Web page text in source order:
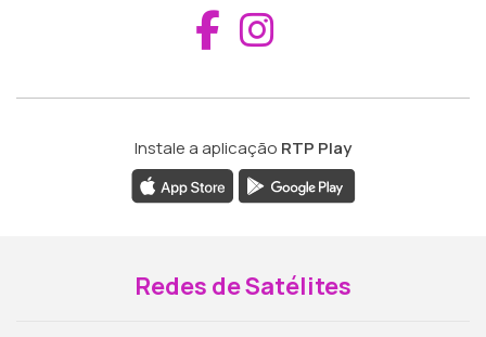
Aceder ao
Instale a aplicação RTP Play
Redes de Satélites